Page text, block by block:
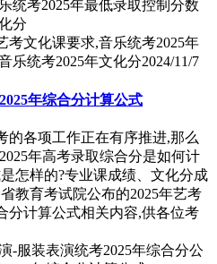
考文化课要求,音乐统考2025年
乐统考2025年文化分2024/11/7
年综合分计算公式
的各项工作正在有序推进,那么
年高考录取综合分是如何计
怎样的?专业课成绩、文化分成
教育考试院公布的2025年艺考
分计算公式相关内容,供各位考